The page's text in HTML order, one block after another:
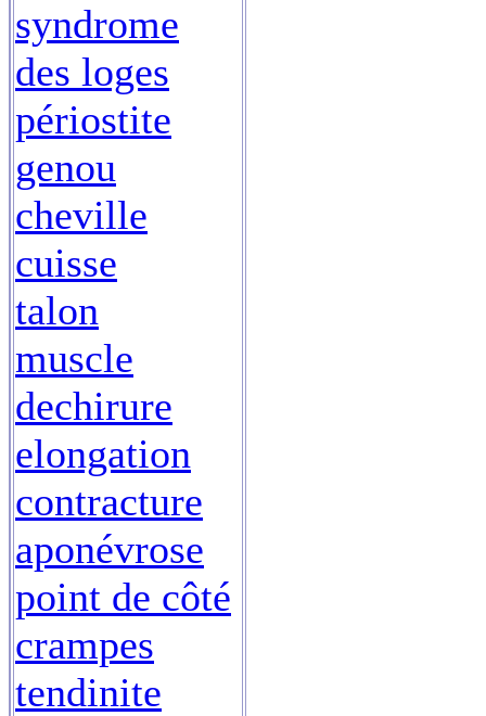
syndrome
des loges
périostite
genou
cheville
cuisse
talon
muscle
dechirure
elongation
contracture
aponévrose
point de côté
crampes
tendinite